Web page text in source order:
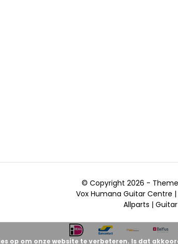
© Copyright 2026 -
Vox Humana Guitar Centre
Allparts |
op om onze website te verbeteren. Is dat